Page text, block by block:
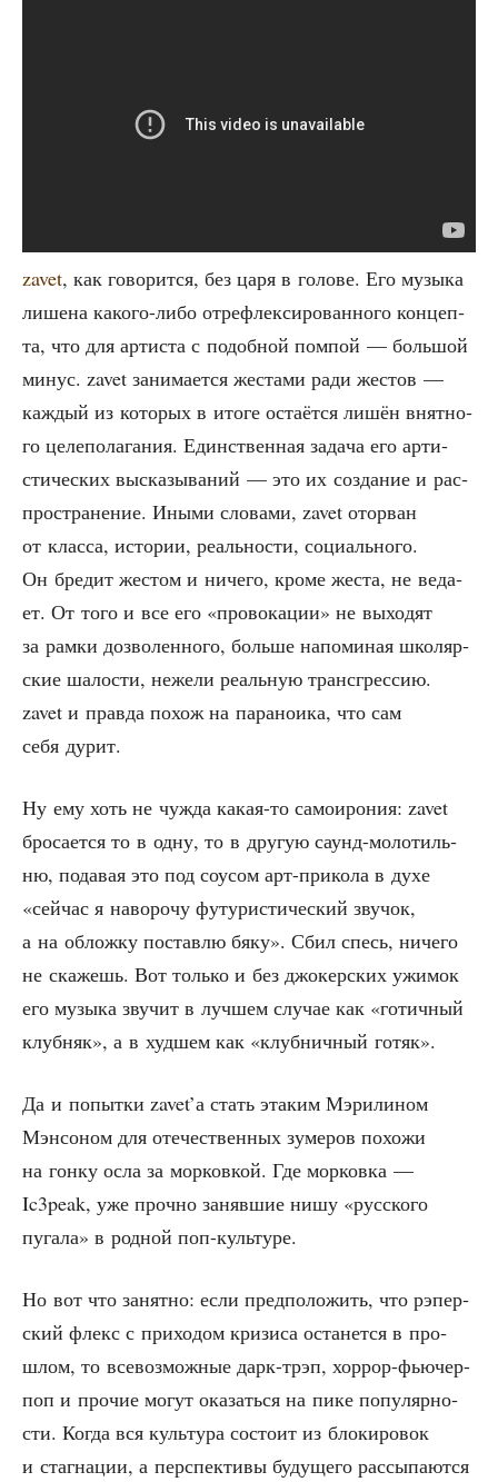
zavet, как гово­рит­ся, без царя в голо­ве. Его музы­ка
лише­на како­го-либо отре­флек­си­ро­ван­но­го кон­цеп­
та, что для арти­ста с подоб­ной пом­пой — боль­шой
минус. zavet зани­ма­ет­ся жеста­ми ради жестов —
каж­дый из кото­рых в ито­ге оста­ёт­ся лишён внят­но­
го целе­по­ла­га­ния. Един­ствен­ная зада­ча его арти­
сти­че­ских выска­зы­ва­ний — это их созда­ние и рас­
про­стра­не­ние. Ины­ми сло­ва­ми, zavet ото­рван
от клас­са, исто­рии, реаль­но­сти, соци­аль­но­го.
Он бре­дит жестом и ниче­го, кро­ме жеста, не веда­
ет. От того и все его «про­во­ка­ции» не выхо­дят
за рам­ки доз­во­лен­но­го, боль­ше напо­ми­ная шко­ляр­
ские шало­сти, неже­ли реаль­ную транс­грес­сию.
zavet и прав­да похож на пара­но­и­ка, что сам
себя дурит.
Ну ему хоть не чуж­да какая-то само­иро­ния: zavet
бро­са­ет­ся то в одну, то в дру­гую саунд-моло­тиль­
ню, пода­вая это под соусом арт-при­ко­ла в духе
«сей­час я наво­ро­чу футу­ри­сти­че­ский зву­чок,
а на облож­ку постав­лю бяку». Сбил спесь, ниче­го
не ска­жешь. Вот толь­ко и без джо­кер­ских ужи­мок
его музы­ка зву­чит в луч­шем слу­чае как «готич­ный
клуб­няк», а в худ­шем как «клуб­нич­ный готяк».
Да и попыт­ки zavet’а стать эта­ким Мэри­ли­ном
Мэн­со­ном для оте­че­ствен­ных зуме­ров похо­жи
на гон­ку осла за мор­ков­кой. Где мор­ков­ка —
Ic3peak, уже проч­но заняв­шие нишу «рус­ско­го
пуга­ла» в род­ной поп-культуре.
Но вот что занят­но: если пред­по­ло­жить, что рэпер­
ский флекс с при­хо­дом кри­зи­са оста­нет­ся в про­
шлом, то все­воз­мож­ные дарк-трэп, хор­рор-фью­чер-
поп и про­чие могут ока­зать­ся на пике попу­ляр­но­
сти. Когда вся куль­ту­ра состо­ит из бло­ки­ро­вок
и стаг­на­ции, а пер­спек­ти­вы буду­ще­го рас­сы­па­ют­ся